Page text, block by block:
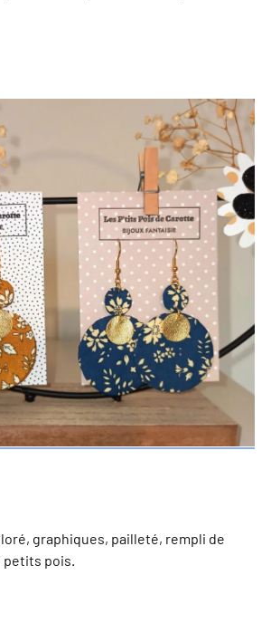
graphiques, pailleté, rempli de
petits pois.